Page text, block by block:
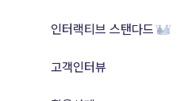
인터랙티브 스탠다드
고객인터뷰